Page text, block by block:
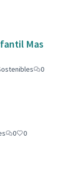
Mas
0
0
0